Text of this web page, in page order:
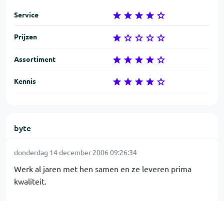
Service
Prijzen
Assortiment
Kennis
byte
donderdag 14 december 2006 09:26:34
Werk al jaren met hen samen en ze leveren prima
kwaliteit.